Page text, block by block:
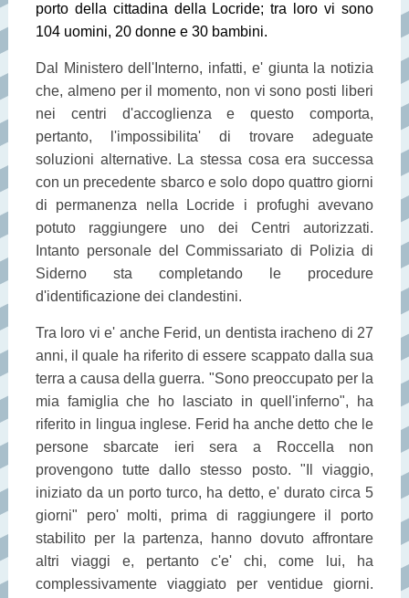
porto della cittadina della Locride; tra loro vi sono
104 uomini, 20 donne e 30 bambini.
Dal Ministero dell'Interno, infatti, e' giunta la notizia
che, almeno per il momento, non vi sono posti liberi
nei centri d'accoglienza e questo comporta,
pertanto, l'impossibilita' di trovare adeguate
soluzioni alternative. La stessa cosa era successa
con un precedente sbarco e solo dopo quattro giorni
di permanenza nella Locride i profughi avevano
potuto raggiungere uno dei Centri autorizzati.
Intanto personale del Commissariato di Polizia di
Siderno sta completando le procedure
d'identificazione dei clandestini.
Tra loro vi e' anche Ferid, un dentista iracheno di 27
anni, il quale ha riferito di essere scappato dalla sua
terra a causa della guerra. "Sono preoccupato per la
mia famiglia che ho lasciato in quell'inferno", ha
riferito in lingua inglese. Ferid ha anche detto che le
persone sbarcate ieri sera a Roccella non
provengono tutte dallo stesso posto. "Il viaggio,
iniziato da un porto turco, ha detto, e' durato circa 5
giorni" pero' molti, prima di raggiungere il porto
stabilito per la partenza, hanno dovuto affrontare
altri viaggi e, pertanto c'e' chi, come lui, ha
complessivamente viaggiato per ventidue giorni.